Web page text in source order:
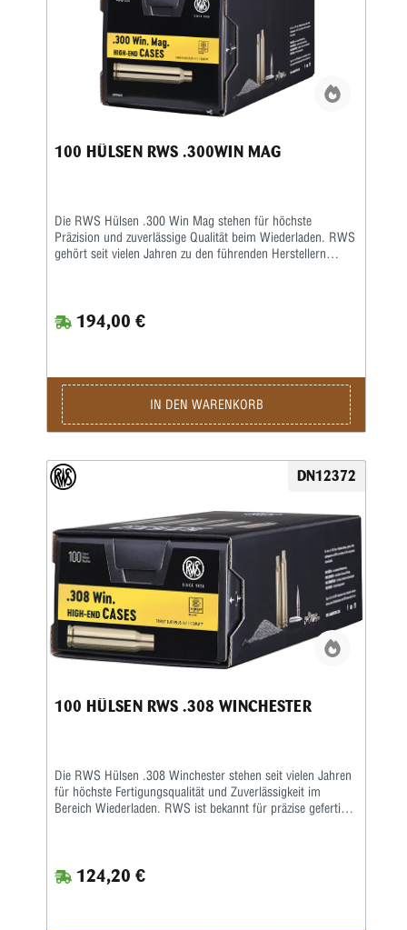
Wert auf gleichbleibende Qualität und präzise Ergebnisse
legen. Mit 100 RWS Hülsen .30-06 Springfield entscheiden
Sie sich für hochwertige Wiederladekomponenten, die eine
zuverlässige Basis für leistungsstarke Munition im
bewährten Kaliber .30-06 Springfield bieten.
100 HÜLSEN RWS .300WIN MAG
Die RWS Hülsen .300 Win Mag stehen für höchste
Präzision und zuverlässige Qualität beim Wiederladen. RWS
gehört seit vielen Jahren zu den führenden Herstellern
die exakte Maßhaltigkeit und die gleichmäßige
Materialstruktur dieser hochwertigen Messinghülsen.
Grundlage für präzise und leistungsstarke Laborierungen.
Die gleichmäßige Hülsengeometrie sorgt für eine
zuverlässige Zündung und konstante Gasdrücke, wodurch
eine gleichbleibende Schussleistung erreicht werden kann.
eine lange Lebensdauer und ermöglicht eine mehrfache
Wiederverwendung beim Wiederladen. Die hochwertige
Nachbearbeiten der RWS Hülsen .300 Win Mag deutlich.
Dadurch eignen sich diese Hülsen besonders für
anspruchsvolle Wiederlader, die Wert auf konstante Qualität
und präzise Ergebnisse legen. Mit 100 RWS Hülsen .300
Win Mag entscheiden Sie sich für hochwertige
Wiederladekomponenten, die eine zuverlässige Basis für
präzise Munition im leistungsstarken Kaliber .300
Winchester Magnum bieten.
194,00 €
IN DEN WARENKORB
DN12372
100 HÜLSEN RWS .308 WINCHESTER
Die RWS Hülsen .308 Winchester stehen seit vielen Jahren
für höchste Fertigungsqualität und Zuverlässigkeit im
Bereich Wiederladen. RWS ist bekannt für präzise gefertigte
exakte Maßhaltigkeit und die hervorragende
Verarbeitungsqualität dieser Hülsen. Die RWS Hülsen .308
124,20 €